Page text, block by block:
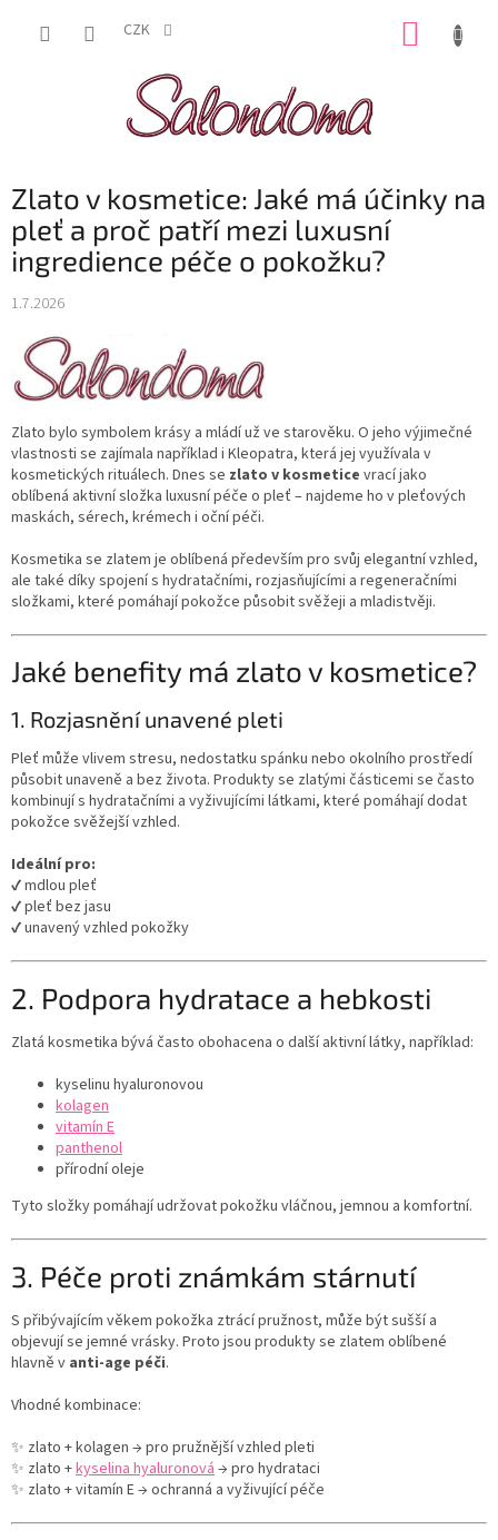
CZK
Zlato v kosmetice: Jaké má účinky na
pleť a proč patří mezi luxusní
ingredience péče o pokožku?
1.7.2026
Zlato bylo symbolem krásy a mládí už ve starověku. O jeho výjimečné
vlastnosti se zajímala například i Kleopatra, která jej využívala v
kosmetických rituálech. Dnes se zlato v kosmetice vrací jako
oblíbená aktivní složka luxusní péče o pleť – najdeme ho v pleťových
maskách, sérech, krémech i oční péči.
Kosmetika se zlatem je oblíbená především pro svůj elegantní vzhled,
ale také díky spojení s hydratačními, rozjasňujícími a regeneračními
složkami, které pomáhají pokožce působit svěžeji a mladistvěji.
Jaké benefity má zlato v kosmetice?
1. Rozjasnění unavené pleti
Pleť může vlivem stresu, nedostatku spánku nebo okolního prostředí
působit unaveně a bez života. Produkty se zlatými částicemi se často
kombinují s hydratačními a vyživujícími látkami, které pomáhají dodat
pokožce svěžejší vzhled.
Ideální pro:
✔ mdlou pleť
✔ pleť bez jasu
✔ unavený vzhled pokožky
2. Podpora hydratace a hebkosti
Zlatá kosmetika bývá často obohacena o další aktivní látky, například:
kyselinu hyaluronovou
kolagen
vitamín E
panthenol
přírodní oleje
Tyto složky pomáhají udržovat pokožku vláčnou, jemnou a komfortní.
3. Péče proti známkám stárnutí
S přibývajícím věkem pokožka ztrácí pružnost, může být sušší a
objevují se jemné vrásky. Proto jsou produkty se zlatem oblíbené
hlavně v anti-age péči.
Vhodné kombinace:
✨ zlato + kolagen → pro pružnější vzhled pleti
✨ zlato +kyselina hyaluronová → pro hydrataci
✨ zlato + vitamín E → ochranná a vyživující péče